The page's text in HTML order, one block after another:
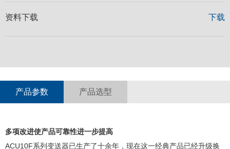
资料下载 下载
产品参数 产品选型
多项改进使产品可靠性进一步提高
ACU10F系列变送器已生产了十余年，现在这一经典产品已经升级换